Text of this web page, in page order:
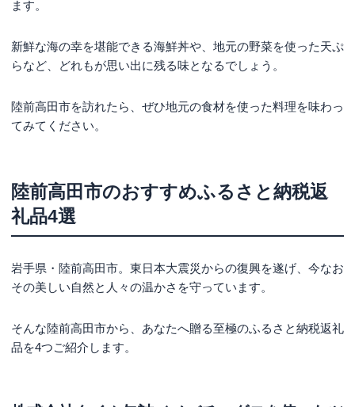
ます。
新鮮な海の幸を堪能できる海鮮丼や、地元の野菜を使った天ぷ
らなど、どれもが思い出に残る味となるでしょう。
陸前高田市を訪れたら、ぜひ地元の食材を使った料理を味わっ
てみてください。
陸前高田市のおすすめふるさと納税返
礼品4選
岩手県・陸前高田市。東日本大震災からの復興を遂げ、今なお
その美しい自然と人々の温かさを守っています。
そんな陸前高田市から、あなたへ贈る至極のふるさと納税返礼
品を4つご紹介します。